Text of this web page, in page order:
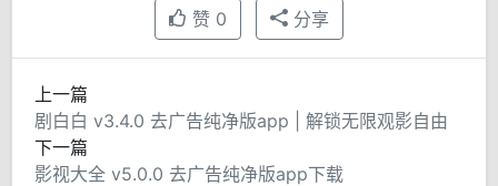
赞 0 分享
上一篇
剧白白 v3.4.0 去广告纯净版app | 解锁无限观影自由
下一篇
影视大全 v5.0.0 去广告纯净版app下载